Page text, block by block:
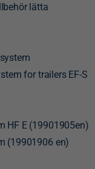
lätta
for trailers EF-S
HF E (19901905en)
(19901906 en)